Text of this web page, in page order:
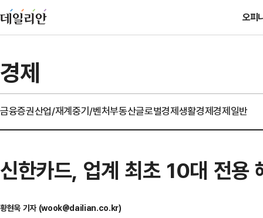
오피
경제
금융증권산업/재계중기/벤처부동산글로벌경제생활경제경제일반
신한카드, 업계 최초 10대 전용
황현욱 기자 (wook@dailian.co.kr)